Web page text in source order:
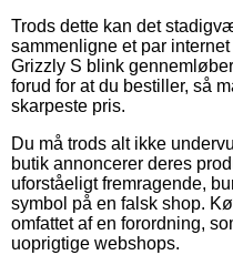
Trods dette kan det
sammenligne et par
Grizzly S blink
forud for at du bestiller, så
skarpeste pris.
Du må trods alt ikke
butik annoncerer deres
uforståeligt fremragende,
symbol på en falsk shop.
omfattet af en forordning,
uoprigtige webshops.